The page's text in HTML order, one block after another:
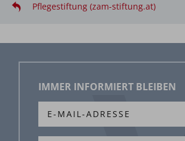
Pflegestiftung (zam-stiftung.at)
IMMER INFORMIERT BLEIBEN